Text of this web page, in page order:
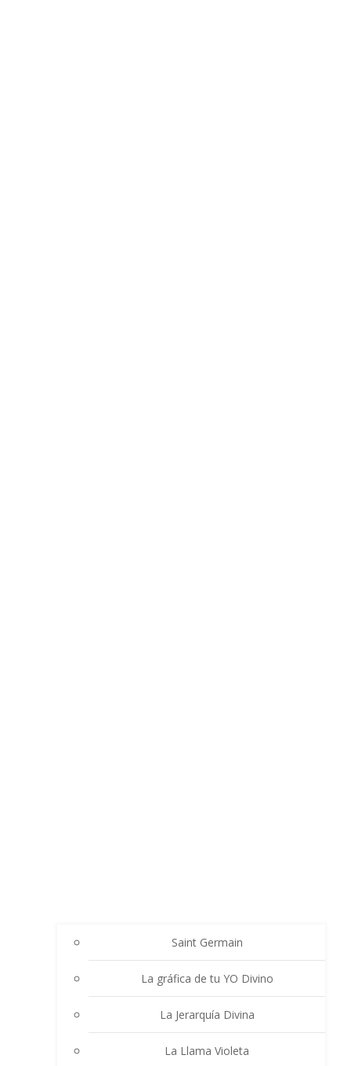
Saint Germain
La gráfica de tu YO Divino
La Jerarquía Divina
La Llama Violeta